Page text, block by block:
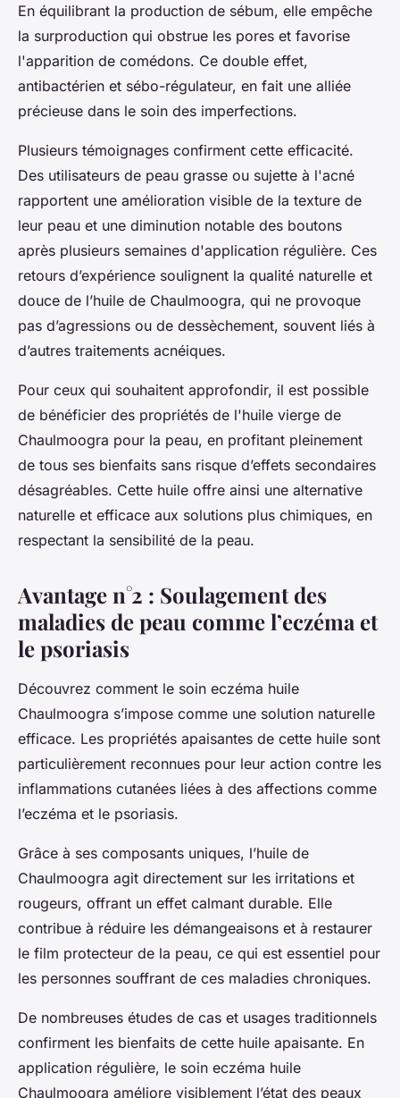
En équilibrant la production de sébum, elle empêche
la surproduction qui obstrue les pores et favorise
l'apparition de comédons. Ce double effet,
antibactérien et sébo-régulateur, en fait une alliée
précieuse dans le soin des imperfections.
Plusieurs témoignages confirment cette efficacité.
Des utilisateurs de peau grasse ou sujette à l'acné
rapportent une amélioration visible de la texture de
leur peau et une diminution notable des boutons
après plusieurs semaines d'application régulière. Ces
retours d’expérience soulignent la qualité naturelle et
douce de l’huile de Chaulmoogra, qui ne provoque
pas d’agressions ou de dessèchement, souvent liés à
d’autres traitements acnéiques.
Pour ceux qui souhaitent approfondir, il est possible
de bénéficier des propriétés de l'huile vierge de
Chaulmoogra pour la peau, en profitant pleinement
de tous ses bienfaits sans risque d’effets secondaires
désagréables. Cette huile offre ainsi une alternative
naturelle et efficace aux solutions plus chimiques, en
respectant la sensibilité de la peau.
Avantage n°2 : Soulagement des
maladies de peau comme l’eczéma et
le psoriasis
Découvrez comment le soin eczéma huile
Chaulmoogra s’impose comme une solution naturelle
efficace. Les propriétés apaisantes de cette huile sont
particulièrement reconnues pour leur action contre les
inflammations cutanées liées à des affections comme
l’eczéma et le psoriasis.
Grâce à ses composants uniques, l’huile de
Chaulmoogra agit directement sur les irritations et
rougeurs, offrant un effet calmant durable. Elle
contribue à réduire les démangeaisons et à restaurer
le film protecteur de la peau, ce qui est essentiel pour
les personnes souffrant de ces maladies chroniques.
De nombreuses études de cas et usages traditionnels
confirment les bienfaits de cette huile apaisante. En
application régulière, le soin eczéma huile
Chaulmoogra améliore visiblement l’état des peaux